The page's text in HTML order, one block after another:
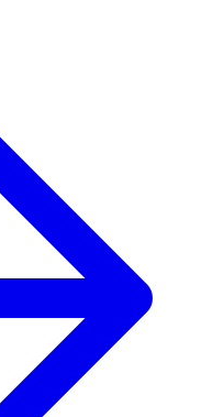
Acid, Sodium
Phosphate, Sodium
Benzoate, Potassium